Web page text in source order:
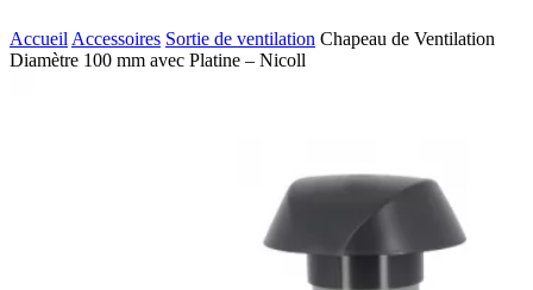
Accueil Accessoires Sortie de ventilation Chapeau de Ventilation
Diamètre 100 mm avec Platine – Nicoll